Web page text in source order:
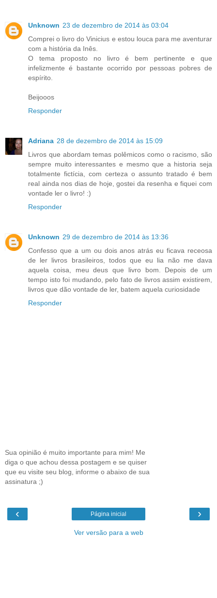
Unknown 23 de dezembro de 2014 às 03:04
Comprei o livro do Vinicius e estou louca para me aventurar
com a história da Inês.
O tema proposto no livro é bem pertinente e que
infelizmente é bastante ocorrido por pessoas pobres de
espírito.
Beijooos
Responder
Adriana 28 de dezembro de 2014 às 15:09
Livros que abordam temas polêmicos como o racismo, são
sempre muito interessantes e mesmo que a historia seja
totalmente fictícia, com certeza o assunto tratado é bem
real ainda nos dias de hoje, gostei da resenha e fiquei com
vontade ler o livro! :)
Responder
Unknown 29 de dezembro de 2014 às 13:36
Confesso que a um ou dois anos atrás eu ficava receosa
de ler livros brasileiros, todos que eu lia não me dava
aquela coisa, meu deus que livro bom. Depois de um
tempo isto foi mudando, pelo fato de livros assim existirem,
livros que dão vontade de ler, batem aquela curiosidade
Responder
Sua opinião é muito importante para mim! Me
diga o que achou dessa postagem e se quiser
que eu visite seu blog, informe o abaixo de sua
assinatura ;)
‹ ›
Página inicial
Ver versão para a web